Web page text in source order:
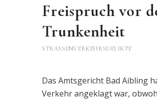
Freispruch vor
Trunkenheit
STRASSENVERKEHRSDELIKTE
Das Amtsgericht Bad Aibling
Verkehr angeklagt war,